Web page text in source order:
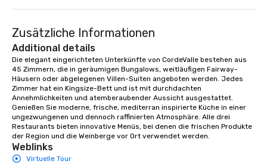
place at multiple restaurants, with
walking in between, there are
countless opportunities to interact
with different people when you sit
down at each venue and as you
traverse along the way. Our
experiences not only provide more
ways to network, but a more convivial
way to do so. Large Groups Welcome
Lip Smacking Foodie Tours is ideal for
groups, small or large. Our
Zusätzliche Informationen
Additional details
Die elegant eingerichteten Unterkünfte von CordeValle bestehen aus
45 Zimmern, die in geräumigen Bungalows, weitläufigen Fairway-
Häusern oder abgelegenen Villen-Suiten angeboten werden. Jedes
Zimmer hat ein Kingsize-Bett und ist mit durchdachten
Annehmlichkeiten und atemberaubender Aussicht ausgestattet.
Genießen Sie moderne, frische, mediterran inspirierte Küche in einer
ungezwungenen und dennoch raffinierten Atmosphäre. Alle drei
Restaurants bieten innovative Menüs, bei denen die frischen Produkte
der Region und die Weinberge vor Ort verwendet werden.
Weblinks
Virtuelle Tour